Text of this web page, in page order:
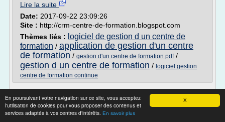
X
En poursuivant votre navigation sur ce site, vous acceptez
l'utilisation de cookies pour vous proposer des contenus et
services adaptés à vos centres d'intérêts. En savoir plus
Lire la suite
Date: 2017-09-22 23:09:26
Site : http://crm-centre-de-formation.blogspot.com
Thèmes liés : logiciel de gestion d un centre de
formation / application de gestion d'un centre
de formation / gestion d'un centre de formation pdf/
gestion d un centre de formation / logiciel gestion
centre de formation continue
Logiciel de Ventes, CRM & gestion de
pipeline | Pipedrive
Aperçu rapide de Pipedrive